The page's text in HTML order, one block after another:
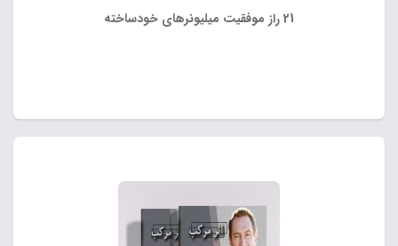
21 راز موفقیت میلیونر‌های خودساخته